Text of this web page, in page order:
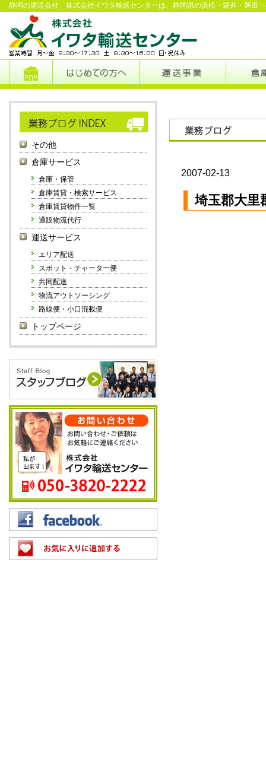
静岡の運送会社 株式会社イワタ輸送センターは、静岡県の浜松・袋井・磐田
その他
倉庫サービス
倉庫・保管
倉庫賃貸・検索サービス
倉庫賃貸物件一覧
通販物流代行
運送サービス
エリア配送
スポット・チャーター便
共同配送
物流アウトソーシング
路線便・小口混載便
トップページ
2007-02-13
埼玉郡大里